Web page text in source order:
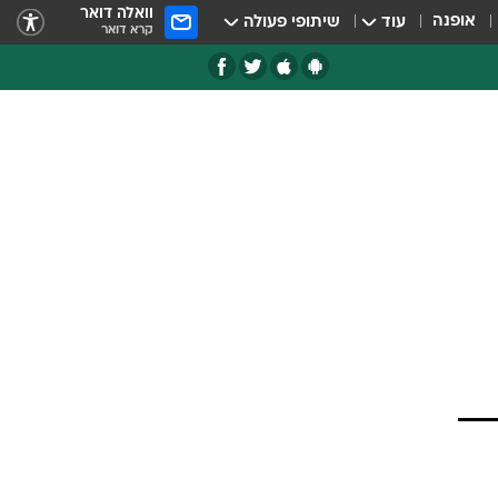
אופנה עוד שיתופי פעולה וואלה דואר
קרא דואר